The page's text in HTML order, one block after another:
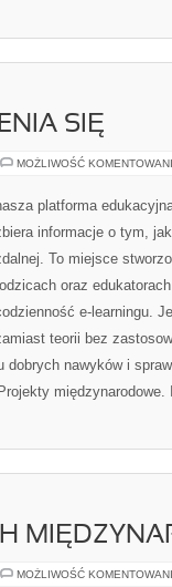
SIĘ
MOŻLIWOŚĆ
platforma
informacje o tym,
To miejsce
oraz
e-learningu.
teorii bez
nawyków i
MOŻLIWOŚĆ